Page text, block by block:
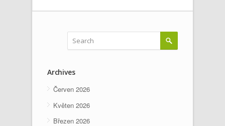
Archives
Červen 2026
Květen 2026
Březen 2026